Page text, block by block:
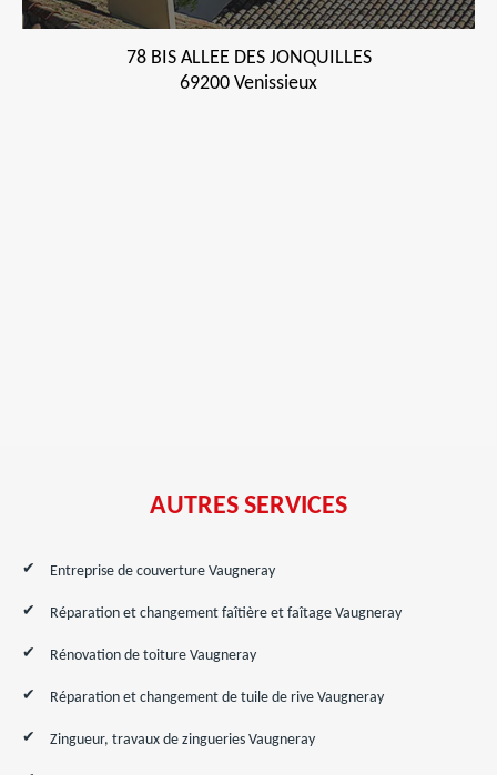
78 BIS ALLEE DES JONQUILLES
69200 Venissieux
AUTRES SERVICES
Entreprise de couverture Vaugneray
Réparation et changement faîtière et faîtage Vaugneray
Rénovation de toiture Vaugneray
Réparation et changement de tuile de rive Vaugneray
Zingueur, travaux de zingueries Vaugneray